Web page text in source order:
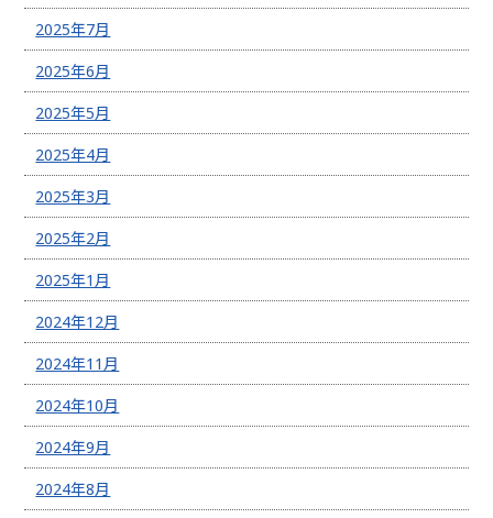
2025年7月
2025年6月
2025年5月
2025年4月
2025年3月
2025年2月
2025年1月
2024年12月
2024年11月
2024年10月
2024年9月
2024年8月